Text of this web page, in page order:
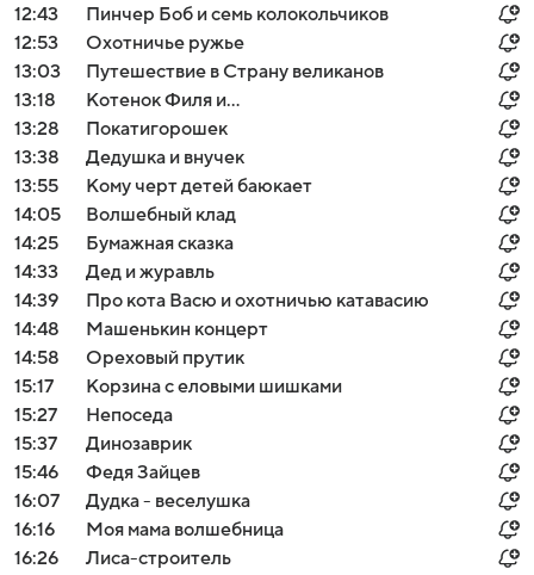
12:43
Пинчер Боб и семь колокольчиков
12:53
Охотничье ружье
13:03
Путешествие в Страну великанов
13:18
Котенок Филя и…
13:28
Покатигорошек
13:38
Дедушкa и внучек
13:55
Кому черт детей баюкает
14:05
Вoлшебный клaд
14:25
Бумажная сказка
14:33
Дед и журавль
14:39
Про кота Васю и охотничью катавасию
14:48
Мaшенькин кoнцерт
14:58
Ореховый прутик
15:17
Корзина с еловыми шишками
15:27
Непоседа
15:37
Динозаврик
15:46
Федя Зайцев
16:07
Дудка - веселушка
16:16
Моя мама волшебница
16:26
Лиса-строитель